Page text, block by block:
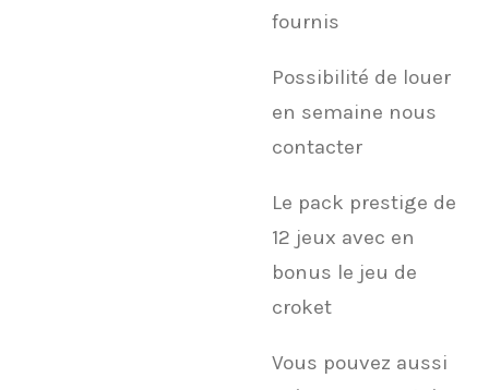
fournis
Possibilité de louer
en semaine nous
contacter
Le pack prestige de
12 jeux avec en
bonus le jeu de
croket
Vous pouvez aussi